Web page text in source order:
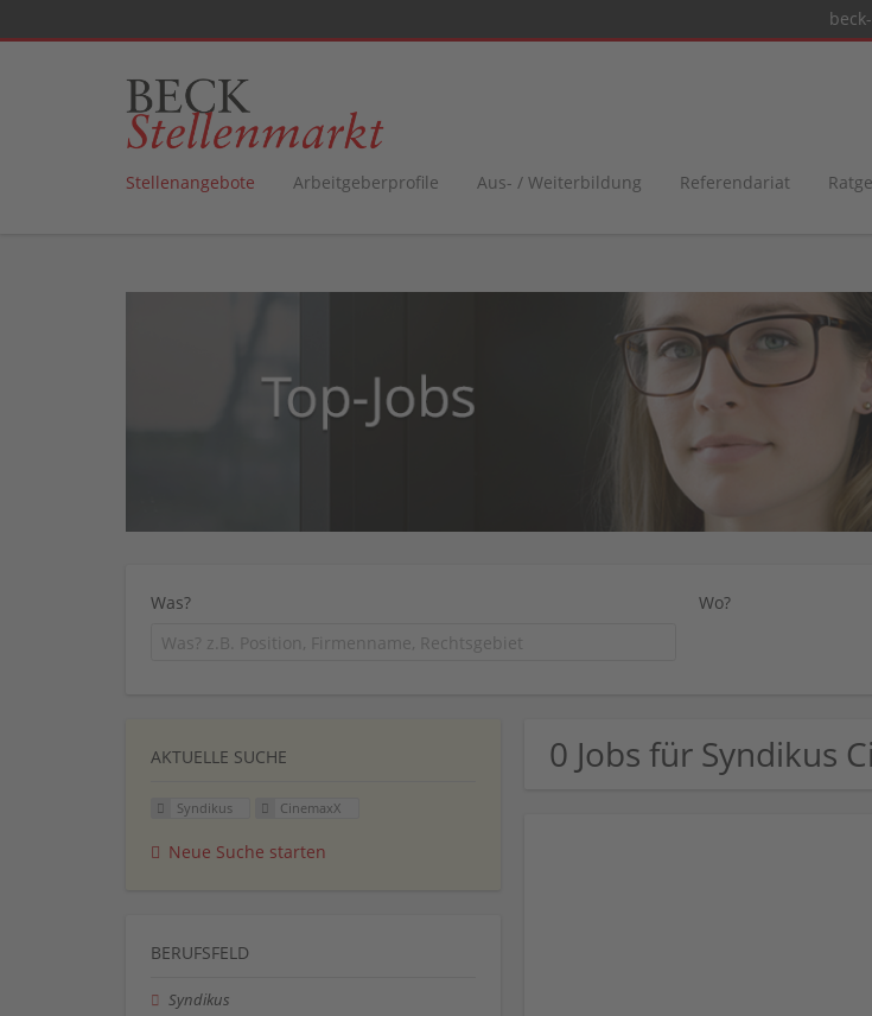
Stellenangebote Arbeitgeberprofile Aus- / Weiterbildung Referendariat
Was? Wo?
0 Jobs für Syndikus
AKTUELLE SUCHE
Syndikus CinemaxX
Neue Suche starten
BERUFSFELD
Syndikus